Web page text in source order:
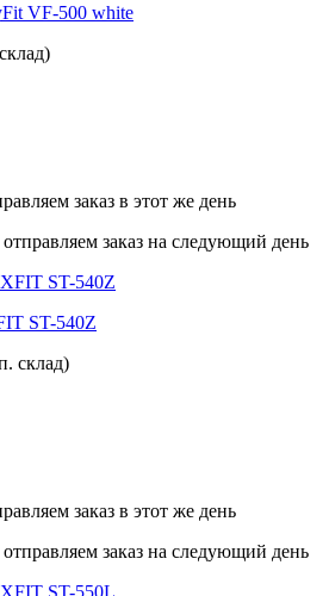
VF-500 white
заказ в этот же день
отправляем заказ на следующий день
ST-540Z
склад)
заказ в этот же день
отправляем заказ на следующий день